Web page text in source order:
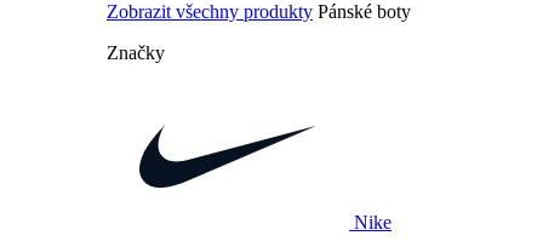
Zobrazit všechny produkty Pánské boty
Značky
Nike